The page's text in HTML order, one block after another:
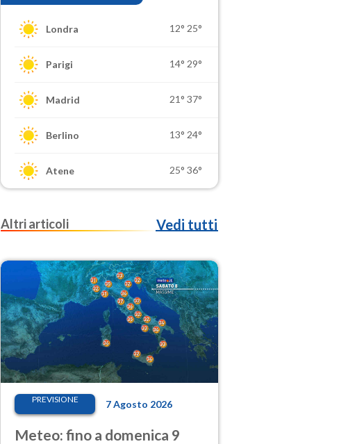
Londra 12° 25°
Parigi 14° 29°
Madrid 21° 37°
Berlino 13° 24°
Atene 25° 36°
Altri articoli Vedi tutti
PREVISIONE 7 Agosto 2026
Meteo: fino a domenica 9